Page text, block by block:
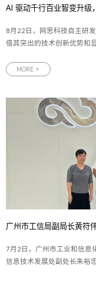
AI 驱动千行百业智变升级
8月22日，网思科技自主研
借其突出的技术创新优势和
技多年来坚持自主研发、深
MORE >
广州市工信局副局长黄符
7月2日，广州市工业和信息
信息技术发展处副处长朱裕